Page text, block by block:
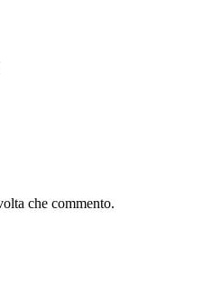
che commento.